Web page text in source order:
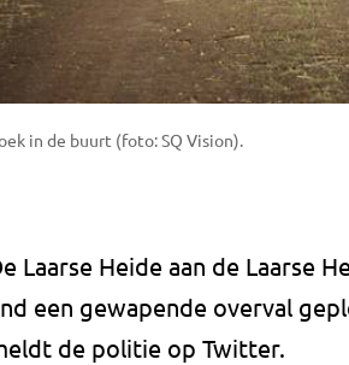
in de buurt (foto: SQ Vision).
Laarse Heide aan de Laarse
een gewapende overval
de politie op Twitter.